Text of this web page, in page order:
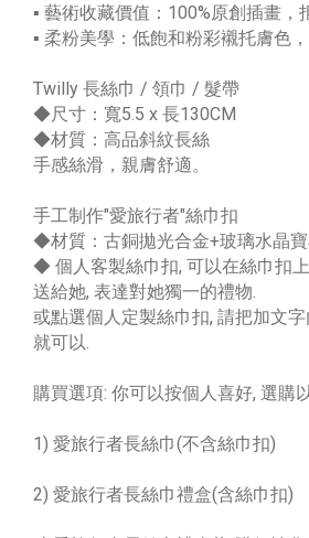
▪︎ 藝術收藏價值：100%原創插畫，
▪︎ 柔粉美學：低飽和粉彩襯托膚色
Twilly 長絲巾 / 領巾 / 髮帶
◆尺寸：寬5.5 x 長130CM
◆材質：高品斜紋長絲
手感絲滑，親膚舒適。
手工制作"愛旅行者"絲巾扣
◆材質：古銅拋光合金+玻璃水晶
◆ 個人客製絲巾扣, 可以在絲巾扣
送給她, 表達對她獨一的禮物.
或點選個人定製絲巾扣, 請把加文
就可以.
購買選項: 你可以按個人喜好, 選購
1) 愛旅行者長絲巾(不含絲巾扣)
2) 愛旅行者長絲巾禮盒(含絲巾扣)